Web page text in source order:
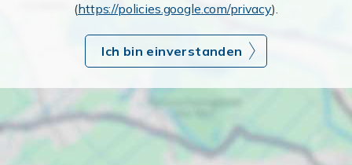
(https://policies.google.com/privacy).
Ich bin einverstanden